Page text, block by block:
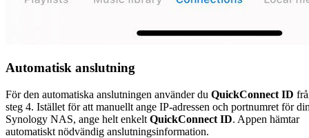
Automatisk anslutning
För den automatiska anslutningen använder du QuickConnect ID
steg 4. Istället för att manuellt ange IP-adressen och portnumret för
Synology NAS, ange helt enkelt QuickConnect ID. Appen hämtar
automatiskt nödvändig anslutningsinformation.